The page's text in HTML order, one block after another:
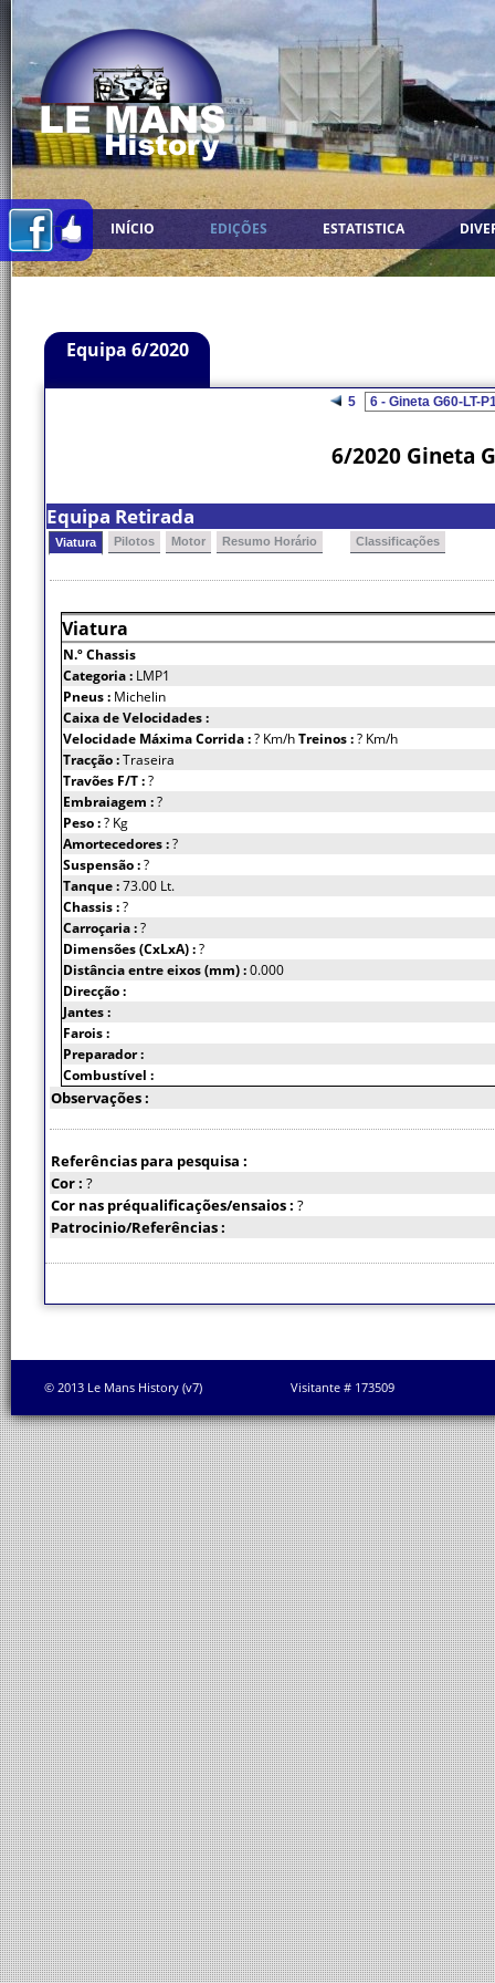
INÍCIO EDIÇÕES ESTATISTICA
Equipa 6/2020
5
6/2020 Gineta
Equipa Retirada
Viatura Pilotos Motor Resumo Horário Classificações
Viatura
N.º Chassis
Categoria : LMP1
Pneus : Michelin
Caixa de Velocidades :
Velocidade Máxima Corrida :? Km/hTreinos :? Km/h
Tracção :Traseira
Travões F/T :?
Embraiagem :?
Peso :? Kg
Amortecedores :?
Suspensão :?
Tanque :73.00 Lt.
Chassis :?
Carroçaria :?
Dimensões (CxLxA) :?
Distância entre eixos (mm) :0.000
Direcção :
Jantes :
Farois :
Preparador :
Combustível :
Observações :
Referências para pesquisa :
Cor : ?
Cor nas préqualificações/ensaios : ?
Patrocinio/Referências :
© 2013 Le Mans History (v7) Visitante # 173509